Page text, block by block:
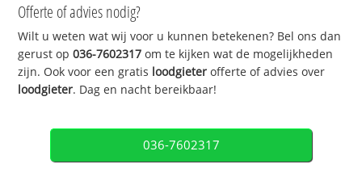
Offerte of advies nodig?
Wilt u weten wat wij voor u kunnen betekenen? Bel ons dan
gerust op036-7602317 om te kijken wat de mogelijkheden
zijn. Ook voor een gratis loodgieter offerte of advies over
loodgieter. Dag en nacht bereikbaar!
036-7602317